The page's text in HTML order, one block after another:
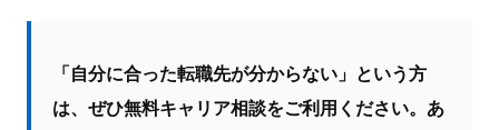
「自分に合った転職先が分からない」という方
は、ぜひ無料キャリア相談をご利用ください。あ